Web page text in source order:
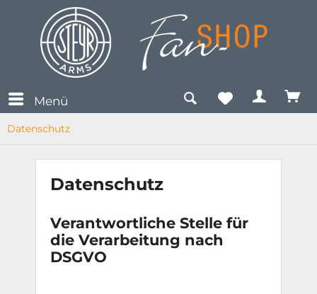
Menü
Datenschutz
Datenschutz
Verantwortliche Stelle für
die Verarbeitung nach
DSGVO